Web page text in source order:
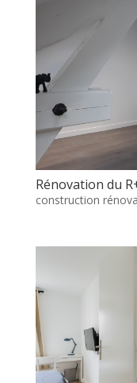
Rénovation du
construction